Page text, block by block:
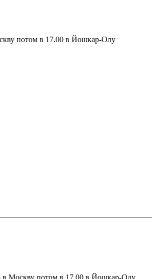
потом в 17.00 в Йошкар-Олу
в Москву потом в 17.00 в Йошкар-Олу